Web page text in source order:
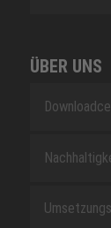
ÜBER UNS